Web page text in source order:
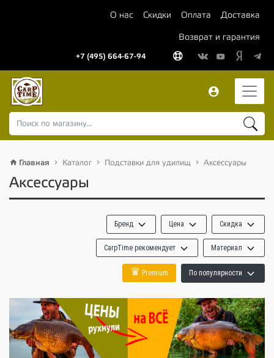
О нас Скидки Оплата Доставка
Возврат и гарантия
+7 (495) 664-67-94
Главная Каталог Подставки для удилищ Аксессуары
Аксессуары
Бренд Цена Скидка
CarpTime рекомендует Материал
♛ Premium По популярности